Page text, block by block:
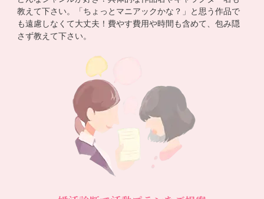
教えて下さい。「ちょっとマニアックかな？」と思う作品で
も遠慮しなくて大丈夫！費やす費用や時間も含めて、包み隠
さず教えて下さい。